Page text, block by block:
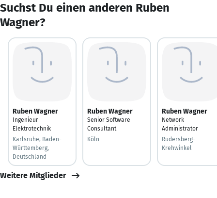
Suchst Du einen anderen Ruben
Wagner?
Ruben Wagner
Ingenieur
Elektrotechnik
Karlsruhe, Baden-
Württemberg,
Deutschland
Ruben Wagner
Senior Software
Consultant
Köln
Ruben Wagner
Network
Administrator
Rudersberg-
Krehwinkel
Weitere Mitglieder